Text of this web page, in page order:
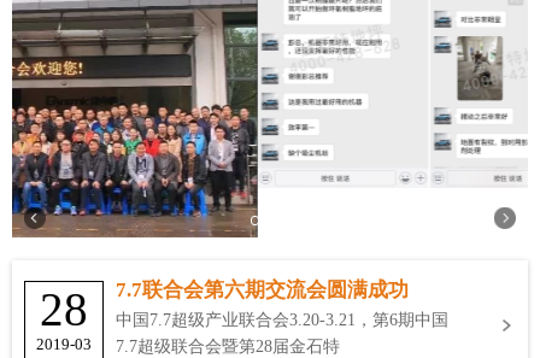
28
2019-03
7.7联合会第六期交流会圆满成功
中国7.7超级产业联合会3.20-3.21，第6期中国
7.7超级联合会暨第28届金石特